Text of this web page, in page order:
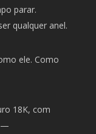
parar.
qualquer anel.
ele. Como
18K, com
—